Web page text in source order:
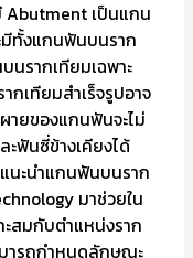
Abutment เป็นแกน
ทั้งแกนฟันบนราก
นรากเทียมเฉพาะ
กเทียมสำเร็จรูปอาจ
ายของแกนฟันจะไม่
ฟันซี่ข้างเคียงได้
ะนำแกนฟันบนราก
มาช่วยใน
สมกับตำแหน่งราก
ารถกำหนดลักษณะ